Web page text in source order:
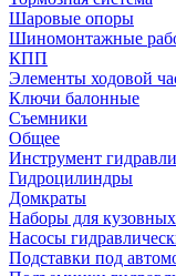
Шаровые опоры
Шиномонтажные
КПП
Элементы ходовой
Ключи балонные
Съемники
Общее
Инструмент
Гидроцилиндры
Домкраты
Наборы для
Насосы
Подставки под